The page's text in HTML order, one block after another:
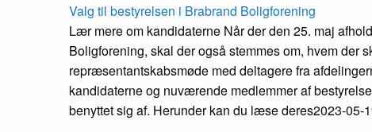
Valg til bestyrelsen i Brabrand Bolig­forening
Lær mere om kandidaterne Når der den 25. maj
Boligforening, skal der også stemmes om, hvem der
repræsentantskabsmøde med deltagere fra
kandidaterne og nuværende medlemmer af
benyttet sig af. Herunder kan du læse deres2023-05-